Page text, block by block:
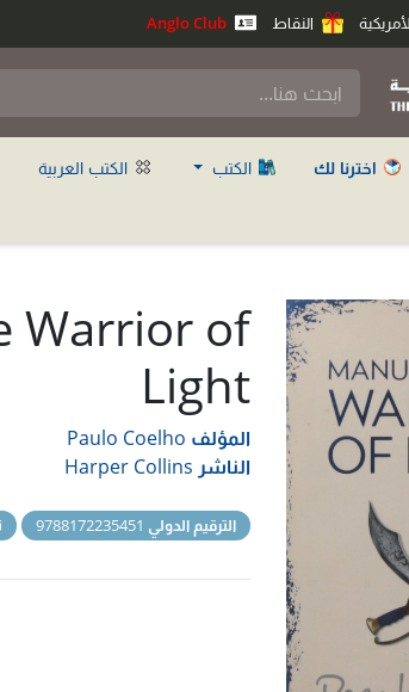
النقاط
اخترنا لك الكتب الكتب العربية
Warrior of
Light
المؤلف Paulo Coelho
الناشر Harper Collins
الترقيم الدولي